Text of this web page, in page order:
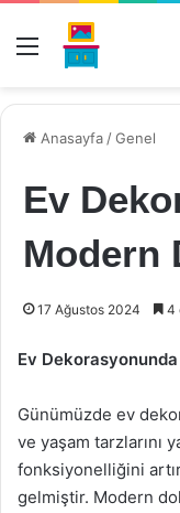
Menü
Anasayfa /Genel
Ev
Modern
17 Ağustos 2024 4
Ev
Günümüzde ev
ve yaşam tarzlarını
fonksiyonelliğini
gelmiştir. Modern